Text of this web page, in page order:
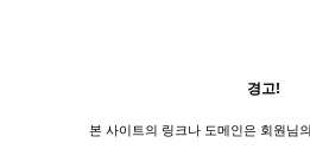
경고!
본 사이트의 링크나 도메인은 회원님